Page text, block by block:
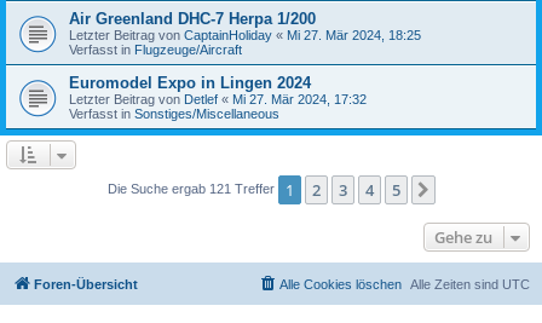
Air Greenland DHC-7 Herpa 1/200
Letzter Beitrag von CaptainHoliday « Mi 27. Mär 2024, 18:25
Verfasst in Flugzeuge/Aircraft
Euromodel Expo in Lingen 2024
Letzter Beitrag von Detlef « Mi 27. Mär 2024, 17:32
Verfasst in Sonstiges/Miscellaneous
Die Suche ergab 121 Treffer 1 2 3 4 5
Gehe zu
Foren-Übersicht Alle Zeiten sind UTC
Alle Cookies löschen